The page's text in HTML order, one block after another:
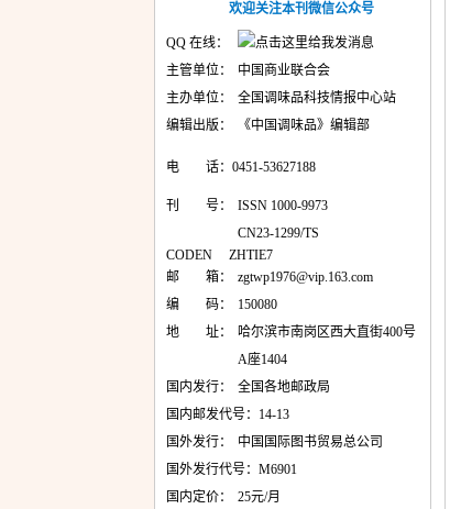
欢迎关注本刊微信公众号
QQ 在线：
主管单位：
中国商业联合会
主办单位：
全国调味品科技情报中心站
编辑出版：
《中国调味品》编辑部
电 话：0451-53627188
刊 号：
ISSN 1000-9973
CN23-1299/TS
CODEN ZHTIE7
邮 箱：
zgtwp1976@vip.163.com
编 码：
150080
地 址：
哈尔滨市南岗区西大直街400号
A座1404
国内发行：
全国各地邮政局
国内邮发代号： 14-13
国外发行：
中国国际图书贸易总公司
国外发行代号： M6901
国内定价：
25元/月